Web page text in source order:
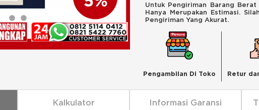
Untuk Pengiriman Barang
Hanya Merupakan Estimasi.
Pengiriman Yang Akurat.
Pengambilan Di Toko Retur
Kalkulator Informasi Garansi